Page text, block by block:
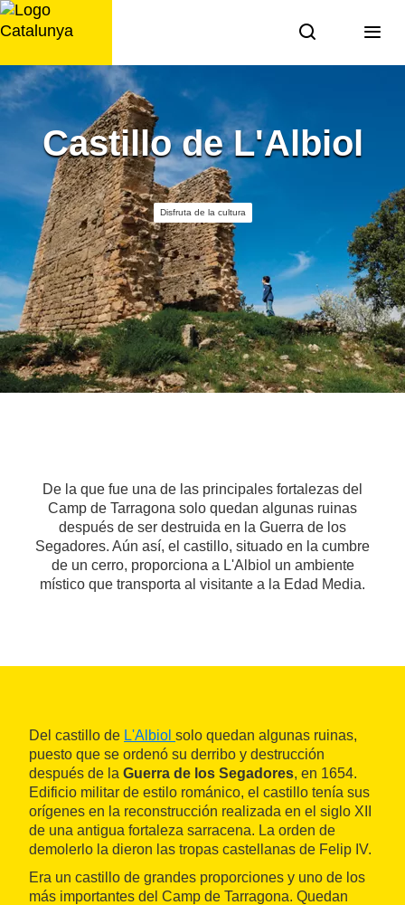
Saltar
al
Castillo de L'Albiol
Disfruta de la cultura
De la que fue una de las principales fortalezas del
Camp de Tarragona solo quedan algunas ruinas
después de ser destruida en la Guerra de los
Segadores. Aún así, el castillo, situado en la cumbre
de un cerro, proporciona a L'Albiol un ambiente
místico que transporta al visitante a la Edad Media.
Del castillo de L'Albiol solo quedan algunas ruinas,
puesto que se ordenó su derribo y destrucción
después de la Guerra de los Segadores, en 1654.
Edificio militar de estilo románico, el castillo tenía sus
orígenes en la reconstrucción realizada en el siglo XII
de una antigua fortaleza sarracena. La orden de
demolerlo la dieron las tropas castellanas de Felip IV.
Era un castillo de grandes proporciones y uno de los
más importantes del Camp de Tarragona. Quedan